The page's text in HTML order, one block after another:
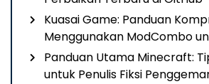
Kuasai Game: Panduan
Menggunakan ModCombo
Panduan Utama Minecraft:
untuk Penulis Fiksi